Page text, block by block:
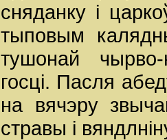
сняданку і
тыповым
тушонай
госці. Пасля
на вячэру
стравы і